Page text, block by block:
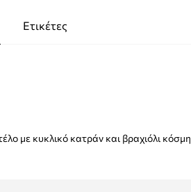
Ετικέτες
με κυκλικό κατράν και βραχιόλι